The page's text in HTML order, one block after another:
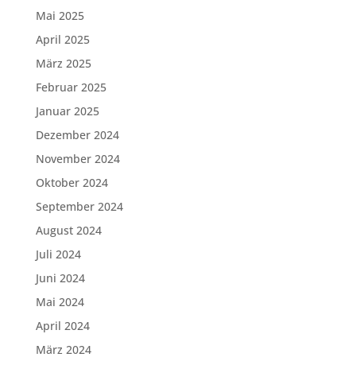
Mai 2025
April 2025
März 2025
Februar 2025
Januar 2025
Dezember 2024
November 2024
Oktober 2024
September 2024
August 2024
Juli 2024
Juni 2024
Mai 2024
April 2024
März 2024